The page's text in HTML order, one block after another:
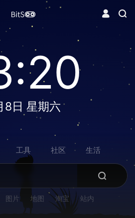
8日 星期六
工具 社区 生活
图片 地图 淘宝 站内